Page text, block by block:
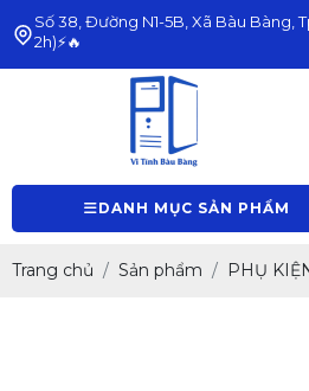
Số 38, Đường N1-5B, Xã Bàu Bàng,
2h)⚡🔥
DANH MỤC SẢN PHẨM
Trang chủ Sản phẩm PHỤ